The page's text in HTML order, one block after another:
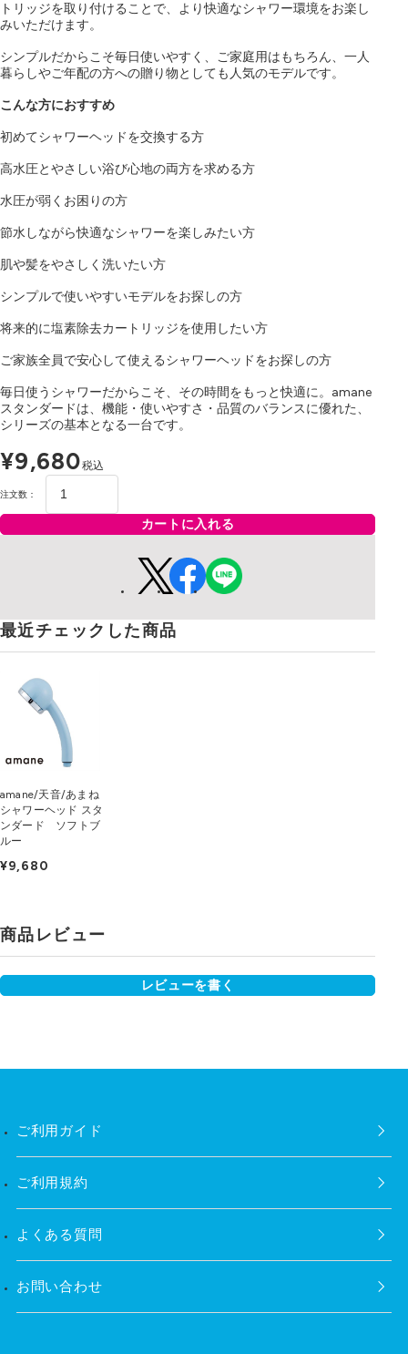
トリッジを取り付けることで、より快適なシャワー環境をお楽し
みいただけます。
シンプルだからこそ毎日使いやすく、ご家庭用はもちろん、一人
暮らしやご年配の方への贈り物としても人気のモデルです。
こんな方におすすめ
初めてシャワーヘッドを交換する方
高水圧とやさしい浴び心地の両方を求める方
水圧が弱くお困りの方
節水しながら快適なシャワーを楽しみたい方
肌や髪をやさしく洗いたい方
シンプルで使いやすいモデルをお探しの方
将来的に塩素除去カートリッジを使用したい方
ご家族全員で安心して使えるシャワーヘッドをお探しの方
毎日使うシャワーだからこそ、その時間をもっと快適に。amane
スタンダードは、機能・使いやすさ・品質のバランスに優れた、
シリーズの基本となる一台です。
¥9,680税込
注文数：
カートに入れる
最近チェックした商品
amane/天音/あまね
シャワーヘッド スタ
ンダード ソフトブ
ルー
¥9,680
商品レビュー
レビューを書く
ご利用ガイド
ご利用規約
よくある質問
お問い合わせ